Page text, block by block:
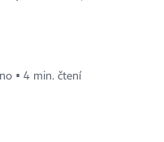
▪ 4 min. čtení